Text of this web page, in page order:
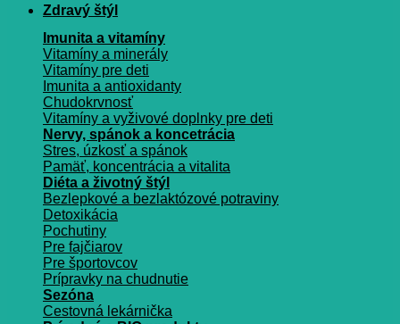
Zdravý štýl
Imunita a vitamíny
Vitamíny a minerály
Vitamíny pre deti
Imunita a antioxidanty
Chudokrvnosť
Vitamíny a vyživové doplnky pre deti
Nervy, spánok a koncetrácia
Stres, úzkosť a spánok
Pamäť, koncentrácia a vitalita
Diéta a životný štýl
Bezlepkové a bezlaktózové potraviny
Detoxikácia
Pochutiny
Pre fajčiarov
Pre športovcov
Prípravky na chudnutie
Sezóna
Cestovná lekárnička